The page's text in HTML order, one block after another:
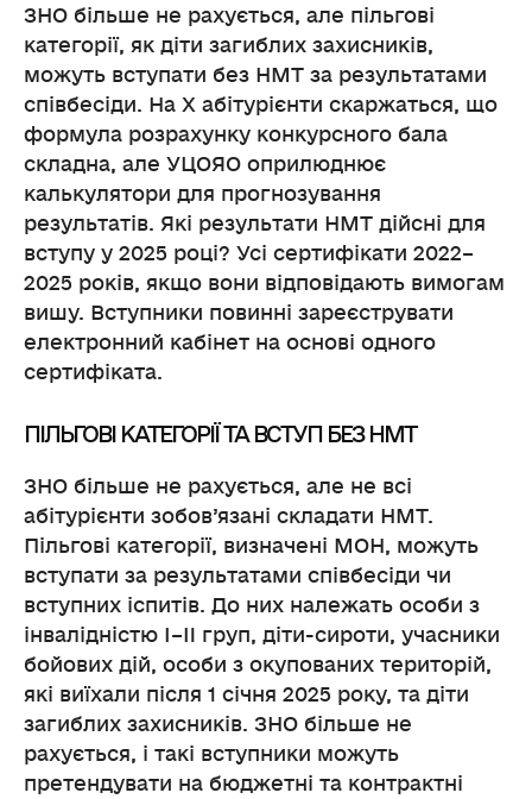
ЗНО більше не рахується, але пільгові
категорії, як діти загиблих захисників,
можуть вступати без НМТ за результатами
співбесіди. На X абітурієнти скаржаться, що
формула розрахунку конкурсного бала
складна, але УЦОЯО оприлюднює
калькулятори для прогнозування
результатів. Які результати НМТ дійсні для
вступу у 2025 році? Усі сертифікати 2022–
2025 років, якщо вони відповідають вимогам
вишу. Вступники повинні зареєструвати
електронний кабінет на основі одного
сертифіката.
ПІЛЬГОВІ КАТЕГОРІЇ ТА ВСТУП БЕЗ НМТ
ЗНО більше не рахується, але не всі
абітурієнти зобов’язані складати НМТ.
Пільгові категорії, визначені МОН, можуть
вступати за результатами співбесіди чи
вступних іспитів. До них належать особи з
інвалідністю I–II груп, діти-сироти, учасники
бойових дій, особи з окупованих територій,
які виїхали після 1 січня 2025 року, та діти
загиблих захисників. ЗНО більше не
рахується, і такі вступники можуть
претендувати на бюджетні та контрактні